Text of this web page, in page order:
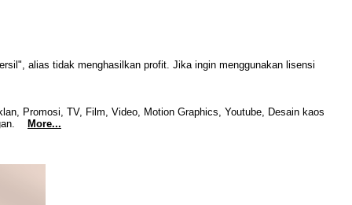
alias tidak menghasilkan profit. Jika ingin menggunakan lisensi
Promosi, TV, Film, Video, Motion Graphics, Youtube, Desain kaos
More...